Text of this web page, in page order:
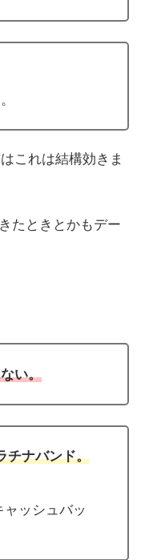
これは結構効きま
たときとかもデー
い。
チナバンド。
ッシュバッ